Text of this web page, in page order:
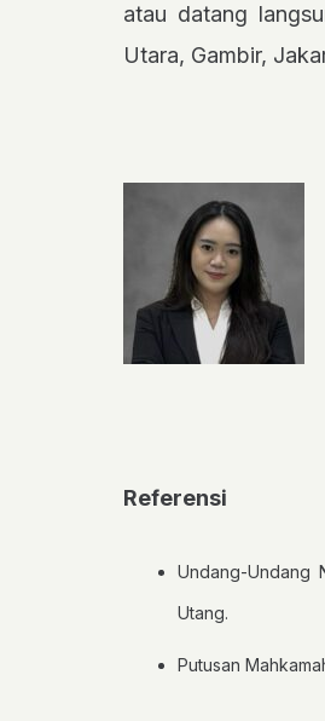
atau datang
Utara, Gambir,
Referensi
Undang-Undang
Utang.
Putusan